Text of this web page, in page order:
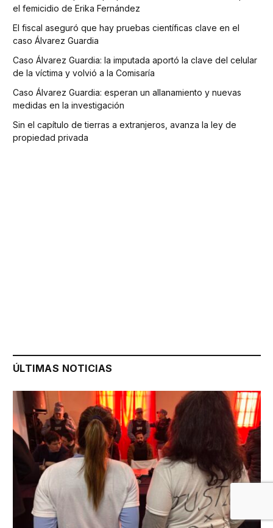
el femicidio de Erika Fernández
El fiscal aseguró que hay pruebas científicas clave en el
caso Álvarez Guardia
Caso Álvarez Guardia: la imputada aportó la clave del celular
de la víctima y volvió a la Comisaría
Caso Álvarez Guardia: esperan un allanamiento y nuevas
medidas en la investigación
Sin el capítulo de tierras a extranjeros, avanza la ley de
propiedad privada
ÚLTIMAS NOTICIAS